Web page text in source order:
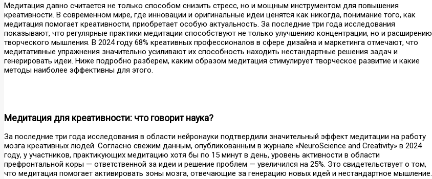
Медитация давно считается не только способом снизить стресс, но и мощным инструментом для повышения
креативности. В современном мире, где инновации и оригинальные идеи ценятся как никогда, понимание того, как
медитация помогает креативности, приобретает особую актуальность. За последние три года исследования
показывают, что регулярные практики медитации способствуют не только улучшению концентрации, но и расширению
творческого мышления. В 2024 году 68% креативных профессионалов в сфере дизайна и маркетинга отмечают, что
медитативные упражнения значительно усиливают их способность находить нестандартные решения задач и
генерировать идеи. Ниже подробно разберем, каким образом медитация стимулирует творческое развитие и какие
методы наиболее эффективны для этого.
Медитация для креативности: что говорит наука?
За последние три года исследования в области нейронауки подтвердили значительный эффект медитации на работу
мозга креативных людей. Согласно свежим данным, опубликованным в журнале «NeuroScience and Creativity» в 2024
году, у участников, практикующих медитацию хотя бы по 15 минут в день, уровень активности в области
префронтальной коры — ответственной за идеи и решение проблем — увеличился на 25%. Это свидетельствует о том,
что медитация помогает активировать зоны мозга, отвечающие за генерацию новых идей и нестандартное мышление.